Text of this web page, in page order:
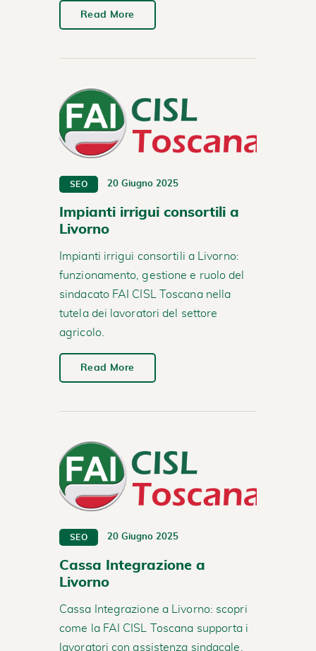
Read More
SEO 20 Giugno 2025
Impianti irrigui consortili a
Livorno
Impianti irrigui consortili a Livorno:
funzionamento, gestione e ruolo del
sindacato FAI CISL Toscana nella
tutela dei lavoratori del settore
agricolo.
Read More
SEO 20 Giugno 2025
Cassa Integrazione a
Livorno
Cassa Integrazione a Livorno: scopri
come la FAI CISL Toscana supporta i
lavoratori con assistenza sindacale,